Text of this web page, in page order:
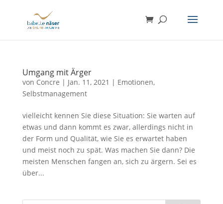
Umgang mit Ärger
von Concre | Jan. 11, 2021 | Emotionen,
Selbstmanagement
vielleicht kennen Sie diese Situation: Sie warten auf
etwas und dann kommt es zwar, allerdings nicht in
der Form und Qualität, wie Sie es erwartet haben
und meist noch zu spät. Was machen Sie dann? Die
meisten Menschen fangen an, sich zu ärgern. Sei es
über...